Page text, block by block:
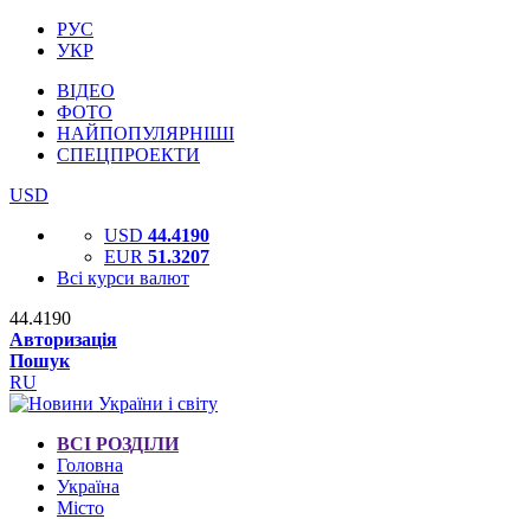
РУС
УКР
ВІДЕО
ФОТО
НАЙПОПУЛЯРНІШІ
СПЕЦПРОЕКТИ
USD
USD 44.4190
EUR 51.3207
Всі курси валют
44.4190
Авторизація
Пошук
RU
ВСІ РОЗДІЛИ
Головна
Україна
Місто